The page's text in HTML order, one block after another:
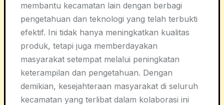
membantu kecamatan lain dengan berbagi
pengetahuan dan teknologi yang telah terbukti
efektif. Ini tidak hanya meningkatkan kualitas
produk, tetapi juga memberdayakan
masyarakat setempat melalui peningkatan
keterampilan dan pengetahuan. Dengan
demikian, kesejahteraan masyarakat di seluruh
kecamatan yang terlibat dalam kolaborasi ini